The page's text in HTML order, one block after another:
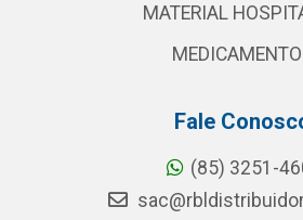
MATERIAL
Fale
(85) 3251-